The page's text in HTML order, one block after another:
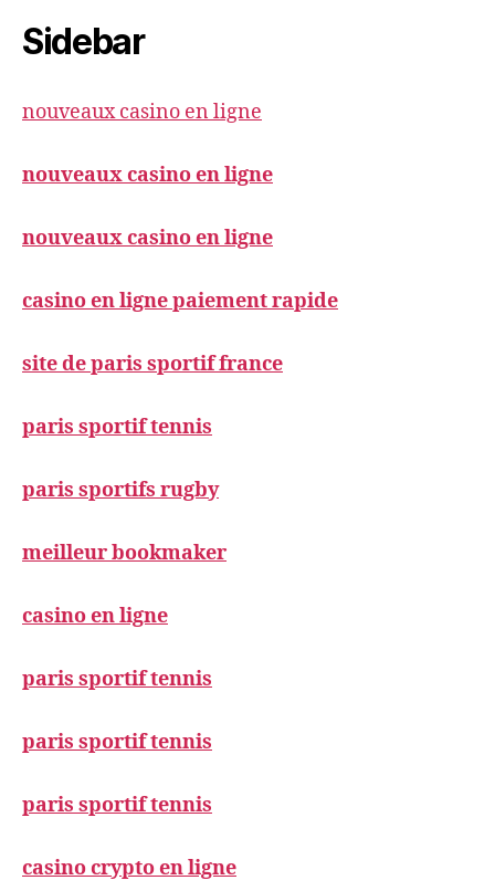
Sidebar
nouveaux casino en ligne
nouveaux casino en ligne
nouveaux casino en ligne
casino en ligne paiement rapide
site de paris sportif france
paris sportif tennis
paris sportifs rugby
meilleur bookmaker
casino en ligne
paris sportif tennis
paris sportif tennis
paris sportif tennis
casino crypto en ligne